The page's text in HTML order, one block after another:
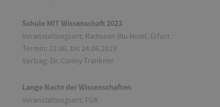
Schule MIT Wissenschaft 2023
Veranstaltungsort: Radisson Blu Hotel, Erfurt
Termin: 22.06. bis 24.06.2023
Vortrag: Dr. Conny Tränkner
Lange Nacht der Wissenschaften
Veranstaltungsort: FGK